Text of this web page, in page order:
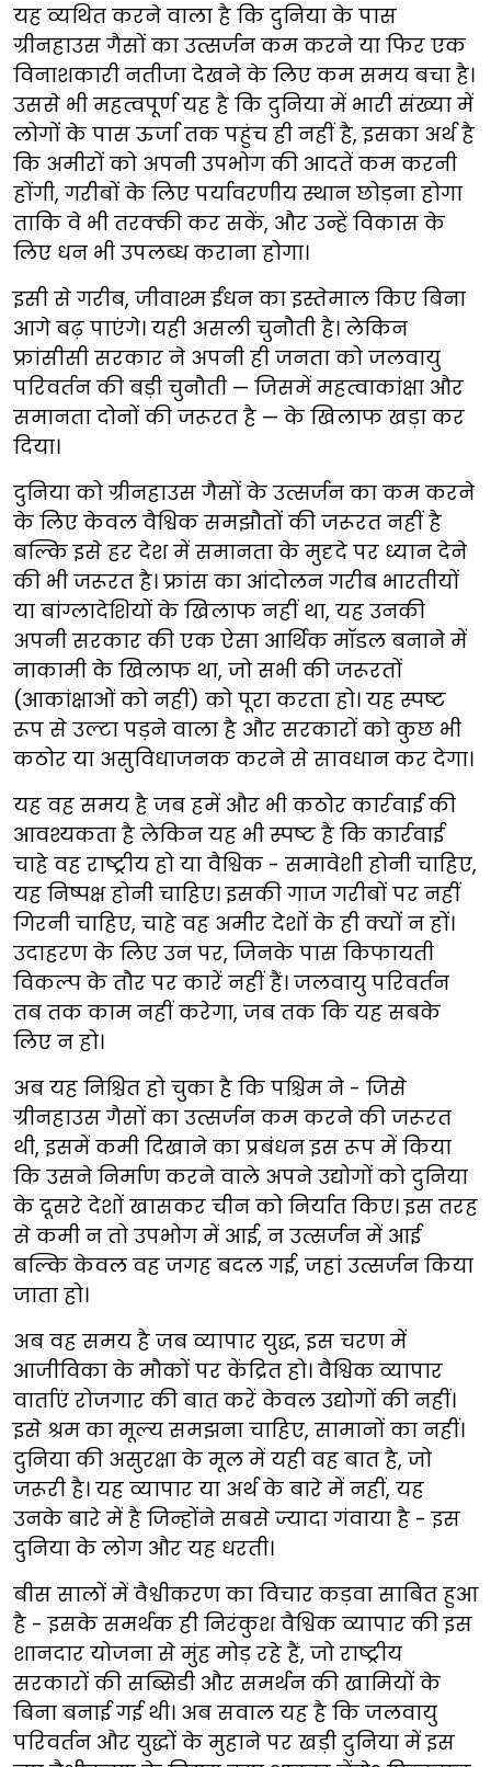
यह व्यथित करने वाला है कि दुनिया के पास
ग्रीनहाउस गैसों का उत्सर्जन कम करने या फिर एक
विनाशकारी नतीजा देखने के लिए कम समय बचा है।
उससे भी महत्वपूर्ण यह है कि दुनिया में भारी संख्या में
लोगों के पास ऊर्जा तक पहुंच ही नहीं है, इसका अर्थ है
कि अमीरों को अपनी उपभोग की आदतें कम करनी
होंगी, गरीबों के लिए पर्यावरणीय स्थान छोड़ना होगा
ताकि वे भी तरक्की कर सकें, और उन्हें विकास के
लिए धन भी उपलब्ध कराना होगा।
इसी से गरीब, जीवाश्म ईंधन का इस्तेमाल किए बिना
आगे बढ़ पाएंगे। यही असली चुनौती है। लेकिन
फ्रांसीसी सरकार ने अपनी ही जनता को जलवायु
परिवर्तन की बड़ी चुनौती — जिसमें महत्वाकांक्षा और
समानता दोनों की जरूरत है — के खिलाफ खड़ा कर
दिया।
दुनिया को ग्रीनहाउस गैसों के उत्सर्जन का कम करने
के लिए केवल वैश्विक समझौतों की जरूरत नहीं है
बल्कि इसे हर देश में समानता के मुदृदे पर ध्यान देने
की भी जरूरत है। फ्रांस का आंदोलन गरीब भारतीयों
या बांग्लादेशियों के खिलाफ नहीं था, यह उनकी
अपनी सरकार की एक ऐसा आर्थिक मॉडल बनाने में
नाकामी के खिलाफ था, जो सभी की जरूरतों
(आकांक्षाओं को नहीं) को पूरा करता हो। यह स्पष्ट
रूप से उल्टा पड़ने वाला है और सरकारों को कुछ भी
कठोर या असुविधाजनक करने से सावधान कर देगा।
यह वह समय है जब हमें और भी कठोर कार्रवाई की
आवश्यकता है लेकिन यह भी स्पष्ट है कि कार्रवाई
चाहे वह राष्ट्रीय हो या वैश्विक - समावेशी होनी चाहिए,
यह निष्पक्ष होनी चाहिए। इसकी गाज गरीबों पर नहीं
गिरनी चाहिए, चाहे वह अमीर देशों के ही क्यों न हों।
उदाहरण के लिए उन पर, जिनके पास किफायती
विकल्प के तौर पर कारें नहीं हैं। जलवायु परिवर्तन
तब तक काम नहीं करेगा, जब तक कि यह सबके
लिए न हो।
अब यह निश्चित हो चुका है कि पश्चिम ने - जिसे
ग्रीनहाउस गैसों का उत्सर्जन कम करने की जरूरत
थी, इसमें कमी दिखाने का प्रबंधन इस रूप में किया
कि उसने निर्माण करने वाले अपने उद्योगों को दुनिया
के दूसरे देशों खासकर चीन को निर्यात किए। इस तरह
से कमी न तो उपभोग में आई, न उत्सर्जन में आई
बल्कि केवल वह जगह बदल गई, जहां उत्सर्जन किया
जाता हो।
अब वह समय है जब व्यापार युद्ध, इस चरण में
आजीविका के मौकों पर केंद्रित हो। वैश्विक व्यापार
वार्ताएं रोजगार की बात करें केवल उद्योगों की नहीं।
इसे श्रम का मूल्य समझना चाहिए, सामानों का नहीं।
दुनिया की असुरक्षा के मूल में यही वह बात है, जो
जरूरी है। यह व्यापार या अर्थ के बारे में नहीं, यह
उनके बारे में है जिन्होंने सबसे ज्यादा गंवाया है - इस
दुनिया के लोग और यह धरती।
बीस सालों में वैश्वीकरण का विचार कड़वा साबित हुआ
है - इसके समर्थक ही निरंकुश वैश्विक व्यापार की इस
शानदार योजना से मुंह मोड़ रहे हैं, जो राष्ट्रीय
सरकारों की सब्सिडी और समर्थन की खामियों के
बिना बनाई गई थी। अब सवाल यह है कि जलवायु
परिवर्तन और युद्धों के मुहाने पर खड़ी दुनिया में इस